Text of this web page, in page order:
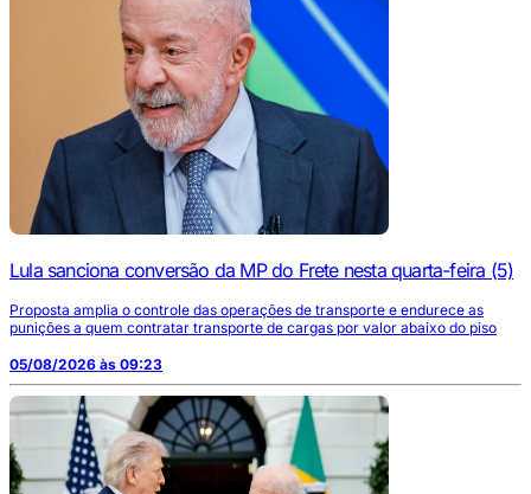
Lula sanciona conversão da MP do Frete nesta quarta-feira (5)
Proposta amplia o controle das operações de transporte e endurece as
punições a quem contratar transporte de cargas por valor abaixo do piso
05/08/2026 às 09:23